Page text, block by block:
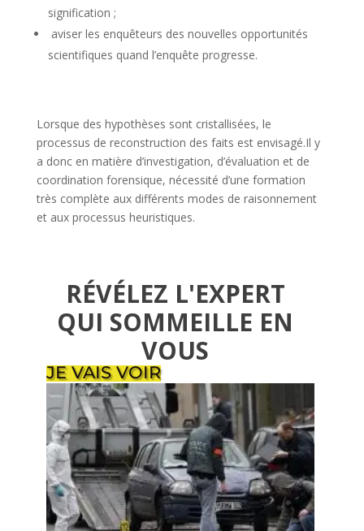
signification ;
aviser les enquêteurs des nouvelles opportunités
scientifiques quand l’enquête progresse.
Lorsque des hypothèses sont cristallisées, le
processus de reconstruction des faits est envisagé.Il y
a donc en matière d’investigation, d’évaluation et de
coordination forensique, nécessité d’une formation
très complète aux différents modes de raisonnement
et aux processus heuristiques.
​​RÉVÉLEZ L'EXPERT
QUI SOMMEILLE EN
VOUS
JE VAIS VOIR